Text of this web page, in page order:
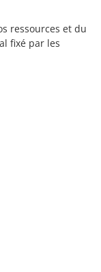
ressources et du
fixé par les